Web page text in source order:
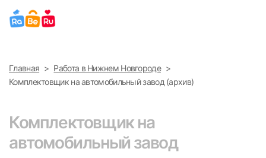
Найти работу Найти сотрудника
Выберите город
Санкт-Петербург
Главная
Работа в Нижнем Новгороде
Комплектовщик на автомобильный завод (архив)
Комплектовщик на
автомобильный завод